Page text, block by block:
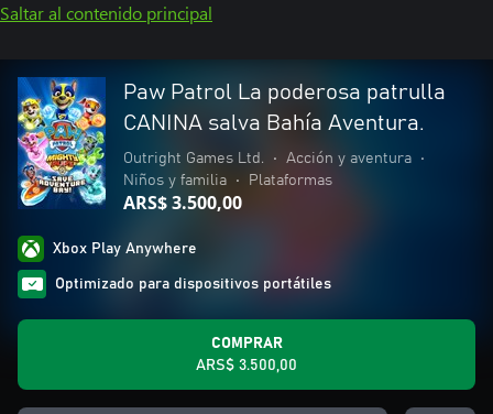
Saltar al contenido principal
Paw Patrol La poderosa patrulla
CANINA salva Bahía Aventura.
Outright Games Ltd. • Acción y aventura
•
Niños y familia
• Plataformas
ARS$ 3.500,00
Xbox Play Anywhere
Optimizado para dispositivos portátiles
COMPRAR
ARS$ 3.500,00